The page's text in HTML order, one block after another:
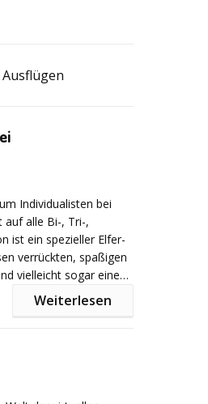
Individualisten bei
alle Bi-, Tri-,
ist ein spezieller Elfer-
verrückten, spaßigen
vielleicht sogar einen
Köpfchen und
Disziplinen wie:
Fahrradpumpen-
Kubb,
Weiterlesen